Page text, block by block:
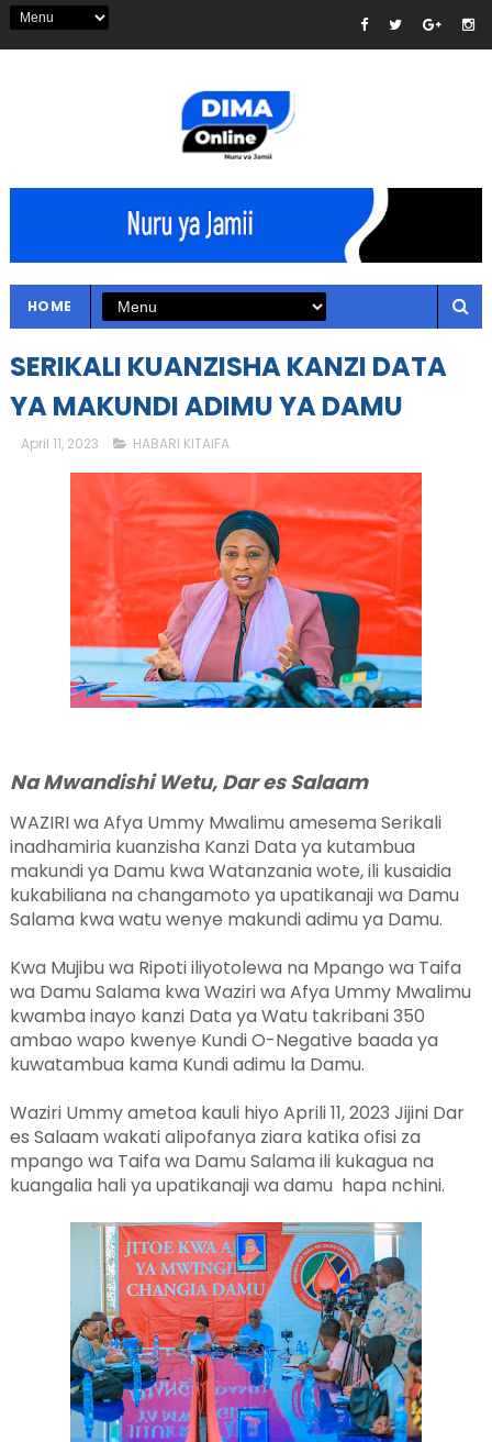
HOME
SERIKALI KUANZISHA KANZI DATA
YA MAKUNDI ADIMU YA DAMU
April 11, 2023 HABARI KITAIFA
Na Mwandishi Wetu, Dar es Salaam
WAZIRI wa Afya Ummy Mwalimu amesema Serikali
inadhamiria kuanzisha Kanzi Data ya kutambua
makundi ya Damu kwa Watanzania wote, ili kusaidia
kukabiliana na changamoto ya upatikanaji wa Damu
Salama kwa watu wenye makundi adimu ya Damu.
Kwa Mujibu wa Ripoti iliyotolewa na Mpango wa Taifa
wa Damu Salama kwa Waziri wa Afya Ummy Mwalimu
kwamba inayo kanzi Data ya Watu takribani 350
ambao wapo kwenye Kundi O-Negative baada ya
kuwatambua kama Kundi adimu la Damu.
Waziri Ummy ametoa kauli hiyo Aprili 11, 2023 Jijini Dar
es Salaam wakati alipofanya ziara katika ofisi za
mpango wa Taifa wa Damu Salama ili kukagua na
kuangalia hali ya upatikanaji wa damu hapa nchini.